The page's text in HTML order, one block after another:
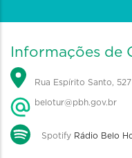
Informações de
Rua Espírito Santo,
belotur@pbh.gov.br
Spotify Rádio Belo